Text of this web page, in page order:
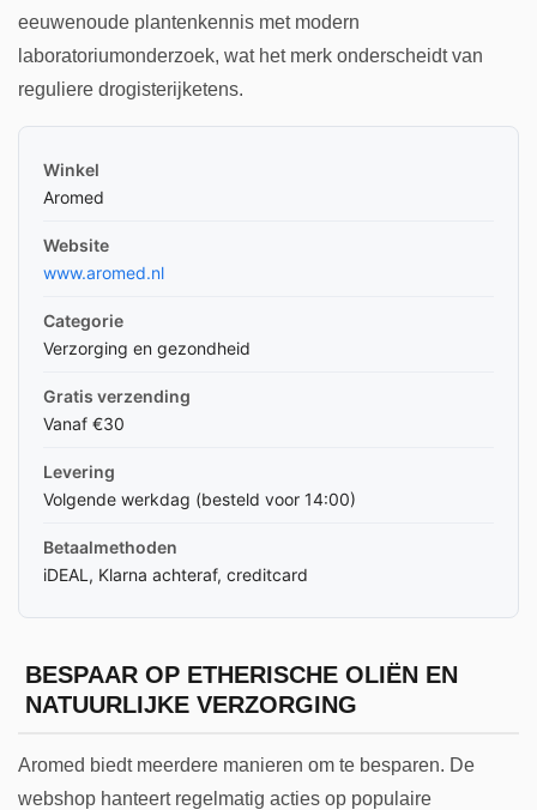
eeuwenoude plantenkennis met modern
laboratoriumonderzoek, wat het merk onderscheidt van
reguliere drogisterijketens.
Winkel
Aromed
Website
www.aromed.nl
Categorie
Verzorging en gezondheid
Gratis verzending
Vanaf €30
Levering
Volgende werkdag (besteld voor 14:00)
Betaalmethoden
iDEAL, Klarna achteraf, creditcard
BESPAAR OP ETHERISCHE OLIËN EN
NATUURLIJKE VERZORGING
Aromed biedt meerdere manieren om te besparen. De
webshop hanteert regelmatig acties op populaire